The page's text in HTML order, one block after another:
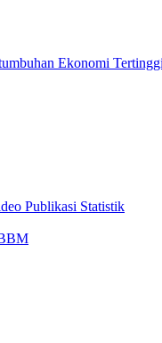
Ekonomi
Publikasi Statistik